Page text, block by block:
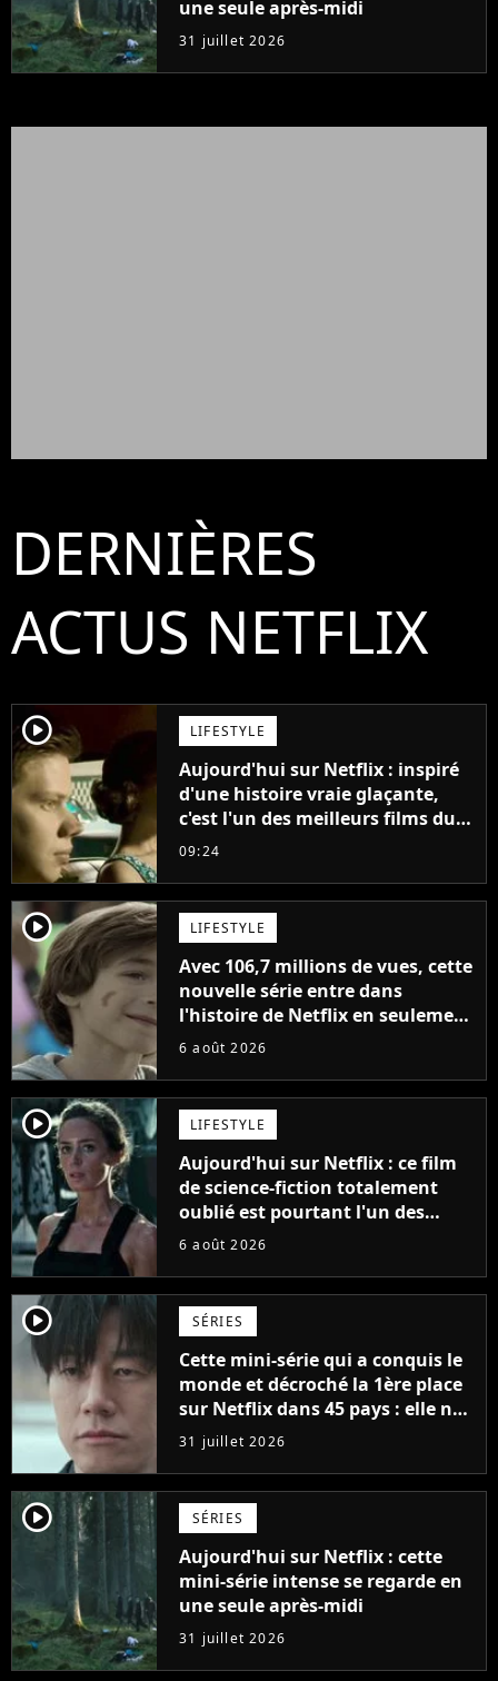
une seule après-midi
31 juillet 2026
DERNIÈRES
ACTUS NETFLIX
player2 LIFESTYLE
Aujourd'hui sur Netflix : inspiré
d'une histoire vraie glaçante,
c'est l'un des meilleurs films du
21ème siècle
09:24
player2 LIFESTYLE
Avec 106,7 millions de vues, cette
nouvelle série entre dans
l'histoire de Netflix en seulement
48 jours
6 août 2026
player2 LIFESTYLE
Aujourd'hui sur Netflix : ce film
de science-fiction totalement
oublié est pourtant l'un des
meilleurs des années 2010
6 août 2026
player2 SÉRIES
Cette mini-série qui a conquis le
monde et décroché la 1ère place
sur Netflix dans 45 pays : elle ne
compte que 10 épisodes et c'est
un phénomène mondial
31 juillet 2026
player2 SÉRIES
Aujourd'hui sur Netflix : cette
mini-série intense se regarde en
une seule après-midi
31 juillet 2026